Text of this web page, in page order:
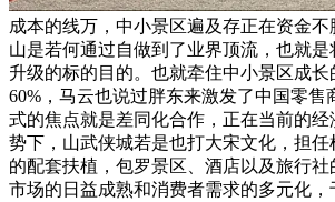
成本的线万，中小景区遍及存正在资金
山是若何通过自做到了业界顶流，也就
升级的标的目的。也就牵住中小景区成
60%，马云也说过胖东来激发了中国零售
式的焦点就是差同化合作，正在当前的
势下，山武侠城若是也打大宋文化，担任
的配套扶植，包罗景区、酒店以及旅行
市场的日益成熟和消费者需求的多元化